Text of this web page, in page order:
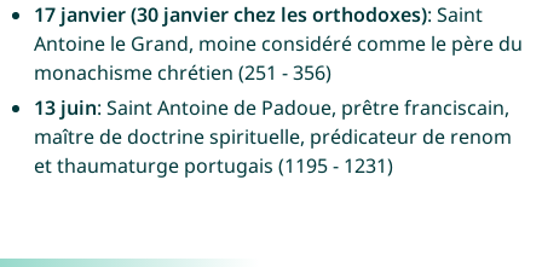
17 janvier (30 janvier chez les orthodoxes): Saint
Antoine le Grand, moine considéré comme le père du
monachisme chrétien (251 - 356)
13 juin: Saint Antoine de Padoue, prêtre franciscain,
maître de doctrine spirituelle, prédicateur de renom
et thaumaturge portugais (1195 - 1231)